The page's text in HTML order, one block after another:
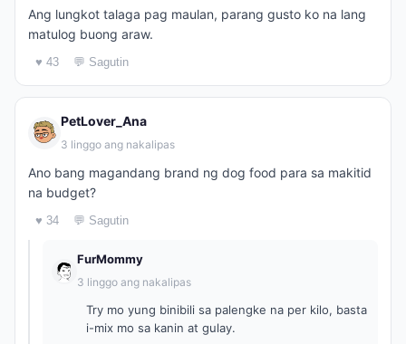
Ang lungkot talaga pag maulan, parang gusto ko na lang
matulog buong araw.
♥ 43 💬 Sagutin
PetLover_Ana
3 linggo ang nakalipas
Ano bang magandang brand ng dog food para sa makitid
na budget?
♥ 34 💬 Sagutin
FurMommy
3 linggo ang nakalipas
Try mo yung binibili sa palengke na per kilo, basta
i-mix mo sa kanin at gulay.